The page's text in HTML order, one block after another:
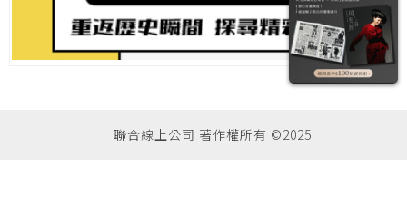
聯合線上公司 著作權所有 ©2025